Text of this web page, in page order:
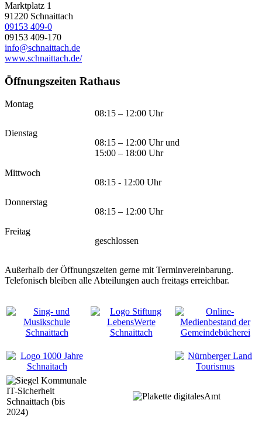
Marktplatz 1
91220 Schnaittach
09153 409-0
09153 409-170
info@schnaittach.de
www.schnaittach.de/
Öffnungszeiten Rathaus
Montag
08:15 – 12:00 Uhr
Dienstag
08:15 – 12:00 Uhr und
15:00 – 18:00 Uhr
Mittwoch
08:15 - 12:00 Uhr
Donnerstag
08:15 – 12:00 Uhr
Freitag
geschlossen
Außerhalb der Öffnungszeiten gerne mit Terminvereinbarung.
Telefonisch bleiben alle Abteilungen auch freitags erreichbar.